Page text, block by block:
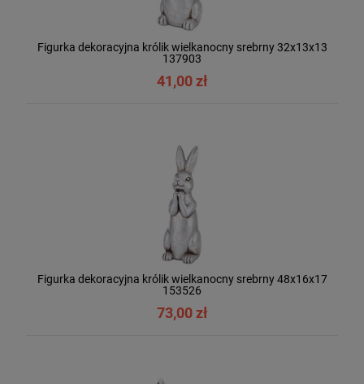
Figurka dekoracyjna królik wielkanocny srebrny 32x13x13
137903
41,00 zł
Figurka dekoracyjna królik wielkanocny srebrny 48x16x17
153526
73,00 zł